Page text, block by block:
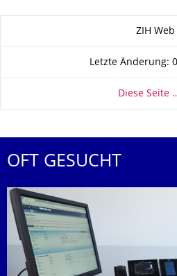
ZIH Web
Letzte Änderung:
Diese Seite
OFT GESUCHT